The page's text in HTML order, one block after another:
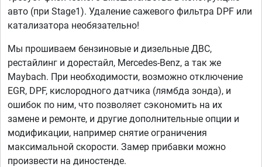
авто (при Stage1). Удаление сажевого фильтра DPF или
катализатора необязательно!
Мы прошиваем бензиновые и дизельные ДВС,
рестайлинг и дорестайл, Mercedes-Benz, а так же
Maybach. При необходимости, возможно отключение
EGR, DPF, кислородного датчика (лямбда зонда), и
ошибок по ним, что позволяет сэкономить на их
замене и ремонте, и другие дополнительные опции и
модификации, например снятие ограничения
максимальной скорости. Замер прибавки можно
произвести на диностенде.